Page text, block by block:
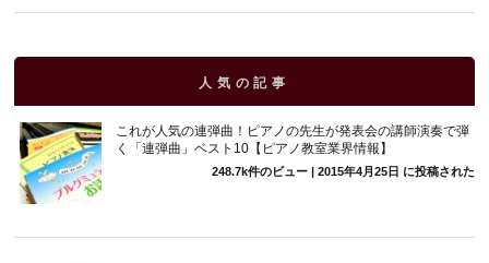
人気の記事
これが人気の連弾曲！ピアノの先生が発表会の講師演奏で弾
く「連弾曲」ベスト10【ピアノ教室業界情報】
248.7k件のビュー| 2015年4月25日 に投稿された